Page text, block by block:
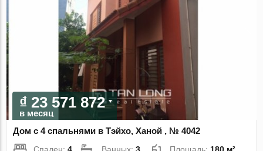
₫ 23 571 872
в месяц
Дом с 4 спальнями в Тэйхо, Ханой , № 4042